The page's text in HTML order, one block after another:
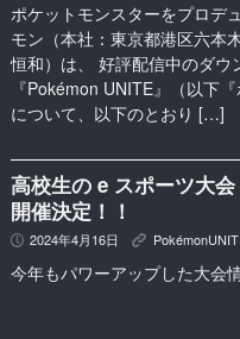
ポケットモンスターをプロデ
モン（本社：東京都港区六本
恒和）は、 好評配信中のダウ
『Pokémon UNITE』（以下
について、以下のとおり […]
高校生の e スポーツ大
開催決定！！
P 2024年4月16日 K
今年もパワーアップした大会